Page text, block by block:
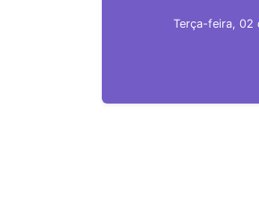
Terça-feira, 02